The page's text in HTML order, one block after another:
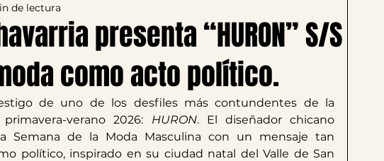
presenta “HURON” S/S
como acto político.
de lectura
de uno de los desfiles más contundentes de la
verano 2026: HURON. El diseñador chicano
Semana de la Moda Masculina con un mensaje tan
político, inspirado en su ciudad natal del Valle de San